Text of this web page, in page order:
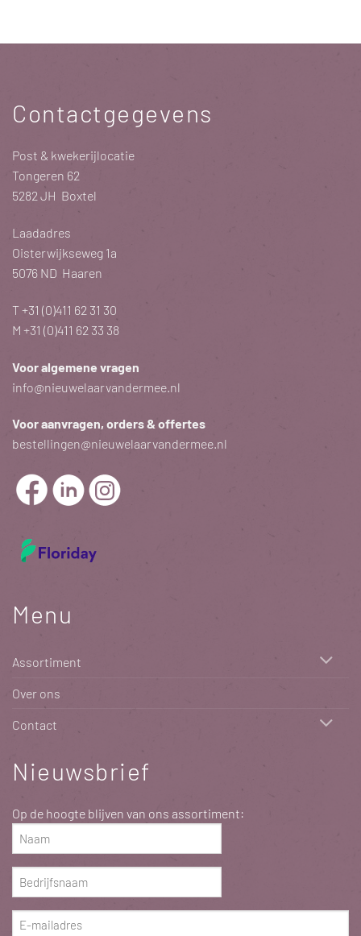
Contactgegevens
Post & kwekerijlocatie
Tongeren 62
5282 JH Boxtel
Laadadres
Oisterwijkseweg 1a
5076 ND Haaren
T+31 (0)411 62 31 30
M +31 (0)411 62 33 38
Voor algemene vragen
info@nieuwelaarvandermee.nl
Voor aanvragen, orders & offertes
bestellingen@nieuwelaarvandermee.nl
Menu
Assortiment
Over ons
Contact
Nieuwsbrief
Op de hoogte blijven van ons assortiment:
Naam
(Vereist)
Bedrijfsnaam
(Vereist)
E-